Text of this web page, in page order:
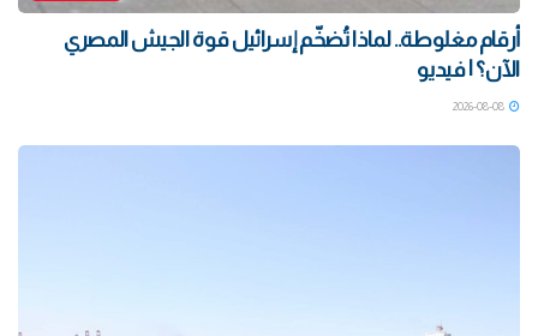
أرقام مغلوطة.. لماذا تُضخّم إسرائيل قوة الجيش المصري
الآن؟ | فيديو